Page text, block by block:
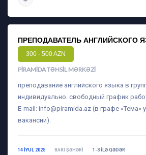
ПРЕПОДАВАТЕЛЬ АНГЛИЙСКОГО
300 - 500 AZN
PIRAMIDA TƏHSIL MƏRKƏZI
преподавание английского языка в
индивидуально. свободный график
E-mail: info@piramida.az (в графе «Тема»
вакансии).
14 IYUL 2025 BAKI ŞƏHƏRI 1-3 ILƏ QƏDƏR